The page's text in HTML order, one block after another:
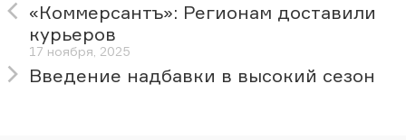
«Коммерсантъ»: Регионам доставили
курьеров
17 ноября, 2025
Введение надбавки в высокий сезон